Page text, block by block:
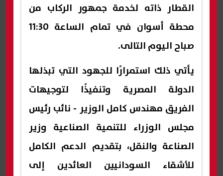
القطار ذاته لخدمة جمهور الركاب من
محطة أسوان في تمام الساعة 11:30
صباح اليوم التالى.
يأتي ذلك استمرارًا للجهود التي تبذلها
الدولة المصرية وتنفيذًا لتوجيهات
الفريق مهندس كامل الوزير - نائب رئيس
مجلس الوزراء للتنمية الصناعية وزير
الصناعة والنقل، بتقديم الدعم الكامل
للأشقاء السودانيين العائدين إلى